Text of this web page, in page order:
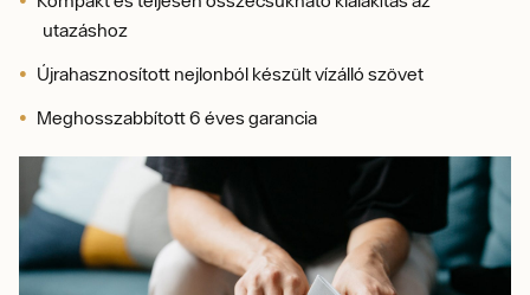
utazáshoz
Újrahasznosított nejlonból készült vízálló szövet
Meghosszabbított 6 éves garancia